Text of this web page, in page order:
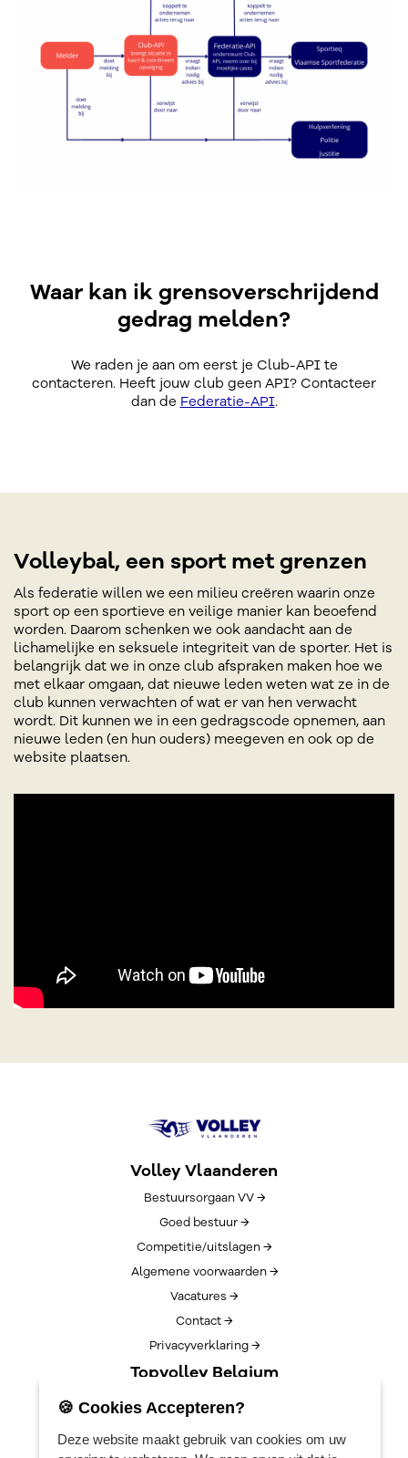
Waar kan ik grensoverschrijdend
gedrag melden?
We raden je aan om eerst je Club-API te
contacteren. Heeft jouw club geen API? Contacteer
dan de Federatie-API.
Volleybal, een sport met grenzen
Als federatie willen we een milieu creëren waarin onze
sport op een sportieve en veilige manier kan beoefend
worden. Daarom schenken we ook aandacht aan de
lichamelijke en seksuele integriteit van de sporter. Het is
belangrijk dat we in onze club afspraken maken hoe we
met elkaar omgaan, dat nieuwe leden weten wat ze in de
club kunnen verwachten of wat er van hen verwacht
wordt. Dit kunnen we in een gedragscode opnemen, aan
nieuwe leden (en hun ouders) meegeven en ook op de
website plaatsen.
Volley Vlaanderen
Bestuursorgaan VV →
Goed bestuur →
Competitie/uitslagen →
Algemene voorwaarden →
Vacatures →
Contact →
Privacyverklaring →
Topvolley Belgium
Over TopVolleyBelgium →
Lotto Cup Finals →
🍪 Cookies Accepteren?
Deze website maakt gebruik van cookies om uw